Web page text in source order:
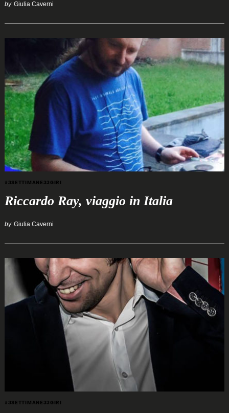
by Giulia Caverni
#3SETTIMANE33GIRI
Riccardo Ray, viaggio in Italia
by Giulia Caverni
#3SETTIMANE33GIRI
Search
for: